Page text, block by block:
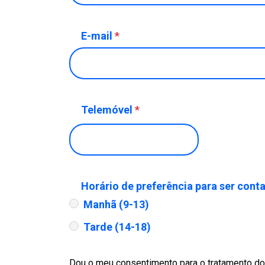
E-mail *
Telemóvel *
Horário de preferência para ser
Manhã (9-13)
Tarde (14-18)